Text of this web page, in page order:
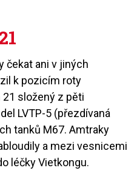
čekat ani v jiných
k pozicím roty
složený z pěti
LVTP-5 (přezdívaná
tanků M67. Amtraky
a mezi vesnicemi
léčky Vietkongu.